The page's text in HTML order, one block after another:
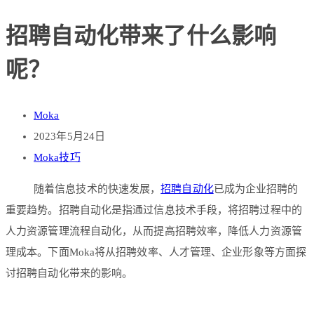
招聘自动化带来了什么影响
呢？
Moka
2023年5月24日
Moka技巧
随着信息技术的快速发展，招聘自动化已成为企业招聘的
重要趋势。招聘自动化是指通过信息技术手段，将招聘过程中的
人力资源管理流程自动化，从而提高招聘效率，降低人力资源管
理成本。下面Moka将从招聘效率、人才管理、企业形象等方面探
讨招聘自动化带来的影响。